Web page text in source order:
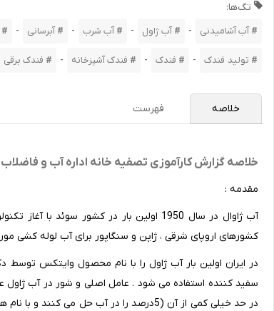
تگ‌ها:
آب آشامیدنی - آب ژاول - آب شرب - آبرسانی -
تولید فندک - فندک - فندک آشپزخانه - فندک برقی
خلاصه فهرست
خلاصه گزارش کارآموزی تصفیه خانه اداره آب و
مقدمه :
آب ژاوال در سال 1950 اولین بار در کشور
کشورهای اروپای شرقی ، ژاپن و سنگاپور برای آب لوله کشی
در ایران اولین بار آب ژاول را با نام محصول وایتکس
در حد خیلی کمی از آن (5درصد را در آب حل